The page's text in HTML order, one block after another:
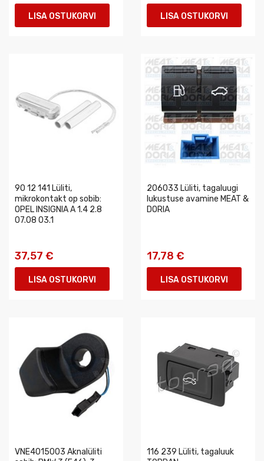
LISA OSTUKORVI LISA OSTUKORVI
90 12 141 Lüliti,
mikrokontakt op sobib:
OPEL INSIGNIA A 1.4 2.8
07.08 03.1
37,57 €
LISA OSTUKORVI
206033 Lüliti, tagaluugi
lukustuse avamine MEAT &
DORIA
17,78 €
LISA OSTUKORVI
VNE4015003 Aknalüliti
116 239 Lüliti, tagaluuk